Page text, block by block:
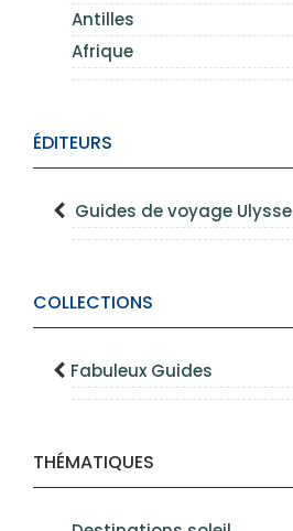
Antilles
Afrique
ÉDITEURS
Guides de voyage Ulysse
COLLECTIONS
Fabuleux Guides
THÉMATIQUES